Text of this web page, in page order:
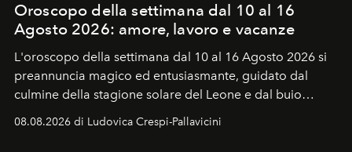
Oroscopo della settimana dal 10 al 16
Agosto 2026: amore, lavoro e vacanze
L'oroscopo della settimana dal 10 al 16 Agosto 2026 si
preannuncia magico ed entusiasmante, guidato dal
culmine della stagione solare del Leone e dal buio
favorevole della Luna nuova in Leone del 12 agosto,
ideale per la notte delle Perseidi.
08.08.2026 di Ludovica Crespi-Pallavicini